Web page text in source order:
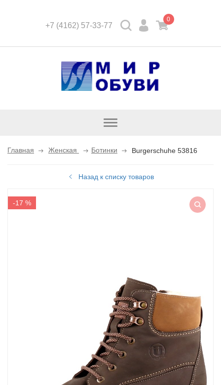
+7 (4162) 57-33-77
0
Открыть
Главная Женская Ботинки Burgerschuhe 53816
Назад к списку товаров